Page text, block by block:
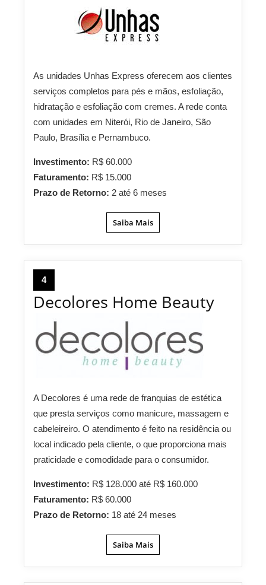
As unidades Unhas Express oferecem aos clientes
serviços completos para pés e mãos, esfoliação,
hidratação e esfoliação com cremes. A rede conta
com unidades em Niterói, Rio de Janeiro, São
Paulo, Brasília e Pernambuco.
Investimento: R$ 60.000
Faturamento: R$ 15.000
Prazo de Retorno: 2 até 6 meses
Saiba Mais
4
Decolores Home Beauty
A Decolores é uma rede de franquias de estética
que presta serviços como manicure, massagem e
cabeleireiro. O atendimento é feito na residência ou
local indicado pela cliente, o que proporciona mais
praticidade e comodidade para o consumidor.
Investimento: R$ 128.000 até R$ 160.000
Faturamento: R$ 60.000
Prazo de Retorno: 18 até 24 meses
Saiba Mais